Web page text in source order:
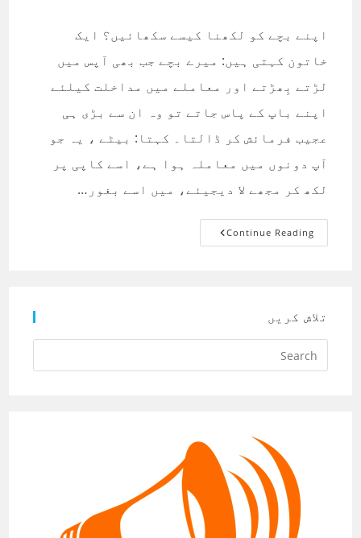
اپنے بچے کو لکھنا کیسے سکھائیں؟ ایک
خاتون کہتی ہیں: میرے بچے جب بھی آپس میں
لڑتے بِھڑتے اور معاملے میں مداخلت کیلئے
اپنے باپ کے پاس جاتے تو وہ ان سے بڑی ہی
عجیب فرمائش کر ڈالتا۔ کہتا: بیٹے ، یہ جو
آپ دونوں میں معاملہ ہوا ہے، اسے کاپی پر
لکھ کر مجھے لا دیجیئے، میں اسے بغور…
Continue Readingاپنے
بچے
تلاش کریں